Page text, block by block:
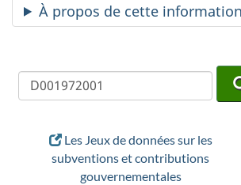
À propos de cette information
Les Jeux de données sur les
subventions et contributions
gouvernementales